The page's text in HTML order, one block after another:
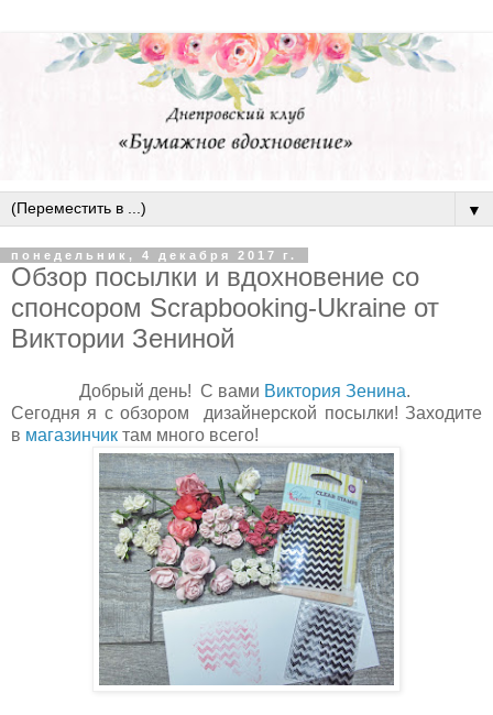
▼
понедельник, 4 декабря 2017 г.
Обзор посылки и вдохновение со
спонсором Scrapbooking-Ukraine от
Виктории Зениной
Добрый день! С вами Виктория Зенина.
Сегодня я с обзором дизайнерской посылки! Заходите
в магазинчик там много всего!